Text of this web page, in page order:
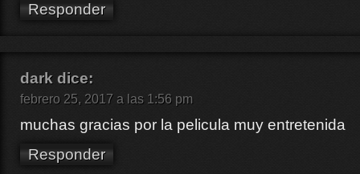
Responder
dark dice:
febrero 25, 2017 a las 1:56 pm
muchas gracias por la pelicula muy entretenida
Responder